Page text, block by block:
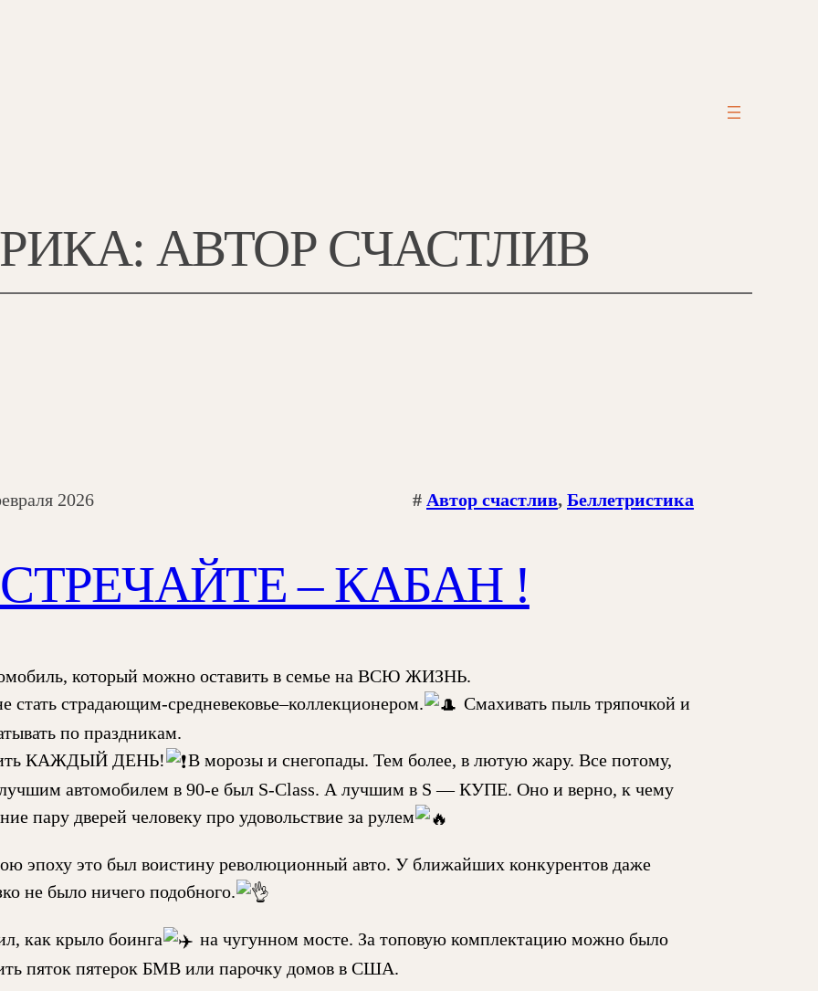
АВТОР СЧАСТЛИВ
2026 # Автор счастлив, Беллетристика
– КАБАН !
который можно оставить в семье на ВСЮ ЖИЗНЬ.
стать страдающим-средневековье–коллекционером.
Смахивать пыль тряпочкой и
по праздникам.
КАЖДЫЙ ДЕНЬ!
️В морозы и снегопады. Тем более, в лютую жару. Все потому,
автомобилем в 90-е был S-Class. А лучшим в S — КУПЕ. Оно и верно, к чему
пару дверей человеку про удовольствие за рулем
эпоху это был воистину революционный авто. У ближайших конкурентов даже
не было ничего подобного.
как крыло боинга
на чугунном мосте. За топовую комплектацию можно было
пяток пятерок БМВ или парочку домов в США.